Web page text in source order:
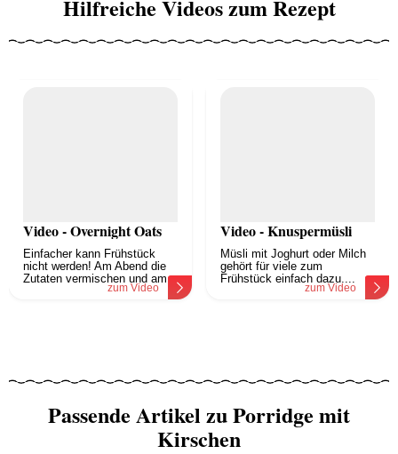
Hilfreiche Videos zum Rezept
Video - Overnight Oats
Einfacher kann Frühstück
nicht werden! Am Abend die
Zutaten vermischen und am...
zum Video
Video - Knuspermüsli
Müsli mit Joghurt oder Milch
gehört für viele zum
Frühstück einfach dazu....
zum Video
Passende Artikel zu Porridge mit
Kirschen